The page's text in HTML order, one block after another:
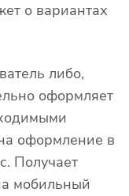
о вариантах
либо,
оформляет
оформление в
Получает
мобильный